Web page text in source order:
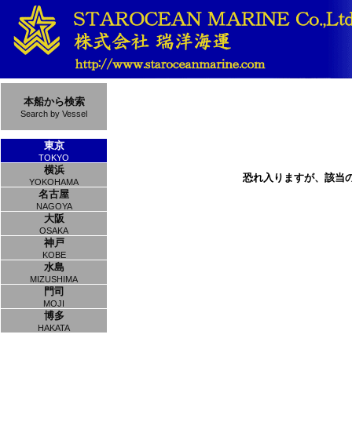
本船から検索
Search by Vessel
東京
TOKYO
横浜
YOKOHAMA
名古屋
NAGOYA
大阪
OSAKA
神戸
KOBE
水島
MIZUSHIMA
門司
MOJI
博多
HAKATA
恐れ入りますが、該当